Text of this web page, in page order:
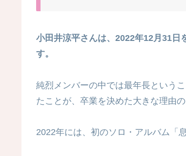
小田井涼平さんは、2022年12月31日
す。
純烈メンバーの中では最年長という
たことが、卒業を決めた大きな理由の
2022年には、初のソロ・アルバム「